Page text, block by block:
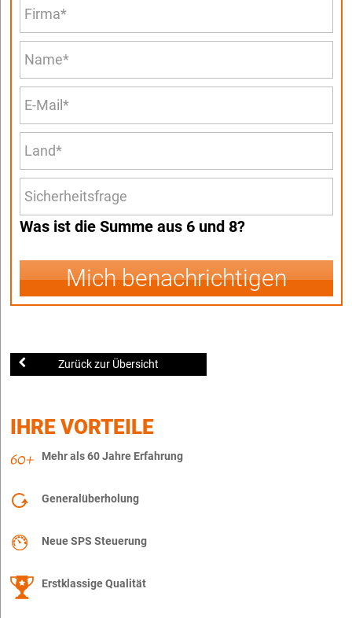
Was ist die Summe aus 6 und 8?
Mich benachrichtigen
Zurück zur Übersicht
IHRE VORTEILE
Mehr als 60 Jahre Erfahrung
Generalüberholung
Neue SPS Steuerung
Erstklassige Qualität